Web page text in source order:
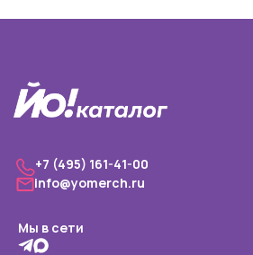
+7 (495) 161-41-00
info@yomerch.ru
Мы в сети